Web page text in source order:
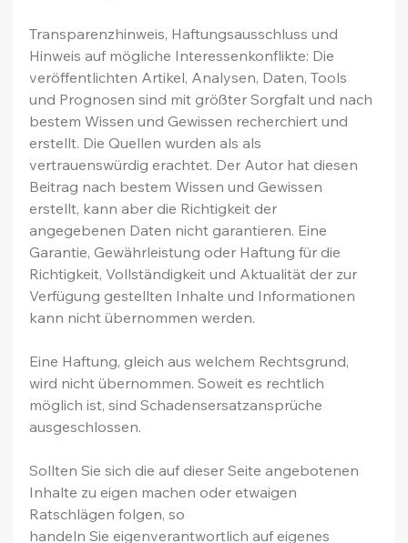
Transparenzhinweis, Haftungsausschluss und
Hinweis auf mögliche Interessenkonflikte: Die
veröffentlichten Artikel, Analysen, Daten, Tools
und Prognosen sind mit größter Sorgfalt und nach
bestem Wissen und Gewissen recherchiert und
erstellt. Die Quellen wurden als als
vertrauenswürdig erachtet. Der Autor hat diesen
Beitrag nach bestem Wissen und Gewissen
erstellt, kann aber die Richtigkeit der
angegebenen Daten nicht garantieren. Eine
Garantie, Gewährleistung oder Haftung für die
Richtigkeit, Vollständigkeit und Aktualität der zur
Verfügung gestellten Inhalte und Informationen
kann nicht übernommen werden.
Eine Haftung, gleich aus welchem Rechtsgrund,
wird nicht übernommen. Soweit es rechtlich
möglich ist, sind Schadensersatzansprüche
ausgeschlossen.
Sollten Sie sich die auf dieser Seite angebotenen
Inhalte zu eigen machen oder etwaigen
Ratschlägen folgen, so
handeln Sie eigenverantwortlich auf eigenes